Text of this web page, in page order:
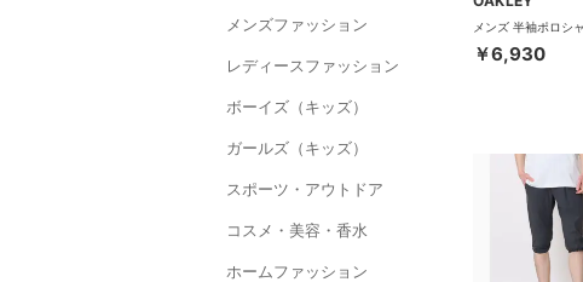
メンズファッション
レディースファッション
ボーイズ（キッズ）
ガールズ（キッズ）
スポーツ・アウトドア
コスメ・美容・香水
ホームファッション
￥6,930